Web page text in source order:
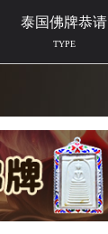
泰国佛牌恭请
TYPE